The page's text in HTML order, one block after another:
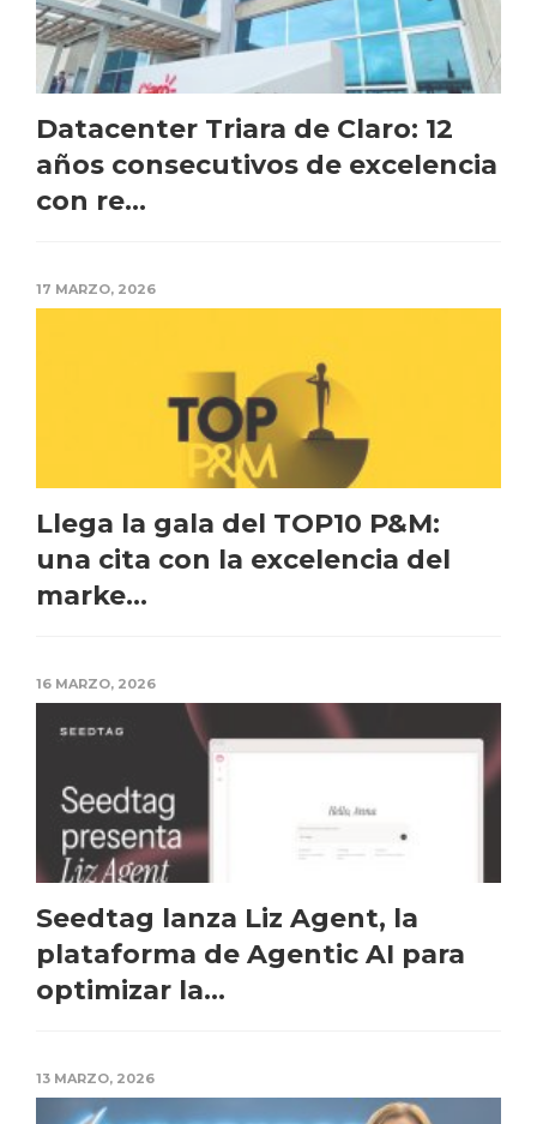
Datacenter Triara de Claro: 12
años consecutivos de excelencia
con re...
17 MARZO, 2026
Llega la gala del TOP10 P&M:
una cita con la excelencia del
marke...
16 MARZO, 2026
Seedtag lanza Liz Agent, la
plataforma de Agentic AI para
optimizar la...
13 MARZO, 2026